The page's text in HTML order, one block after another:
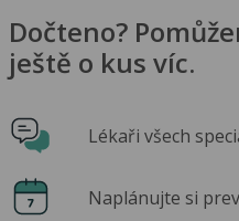
Dočteno?
ještě o kus víc.
Lékaři všech
Naplánujte si